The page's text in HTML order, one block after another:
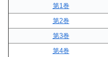
第1巻
第2巻
第3巻
第4巻